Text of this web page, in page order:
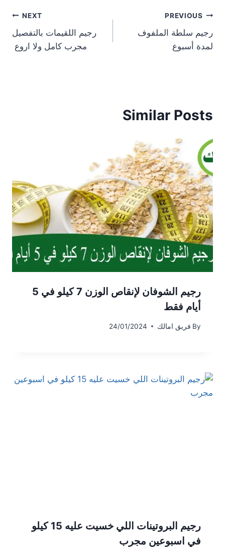
تصفّح
المقالات
PREVIOUS
رجيم سلطة الملفوف
لمدة أسبوع
NEXT
رجيم اللقيمات بالتفصيل
مجرب كامل ولا اروع
Similar Posts
رجيم الشوفان لإنقاص الوزن 7 كيلو في 5
أيام فقط
By فريق امالك 24/01/2024
رجيم البروتينات اللي خسيت عليه 15 كيلو
في اسبوعين مجرب